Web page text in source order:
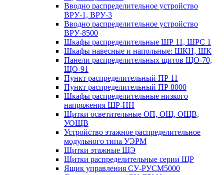
Вводно распределительное устройство
ВРУ-1, ВРУ-3
Вводно распределительное устройство
ВРУ-8500
Шкафы распределительные ШР 11, ШРС 1
Шкафы навесные и напольные: ШКН, ШК
Панели распределительных щитов ЩО-70,
ЩО-91
Пункт распределительный ПР 11
Пункт распределительный ПР 8000
Шкафы распределительные низкого
напряжения ШР-НН
Щитки осветительные ОП, ОЩ, ОЩВ,
УОЩВ
Устройство этажное распределительное
модульного типа УЭРМ
Щитки этажные ЩЭ
Щитки распределительные серии ЩР
Ящик управления СУ-РУСМ5000